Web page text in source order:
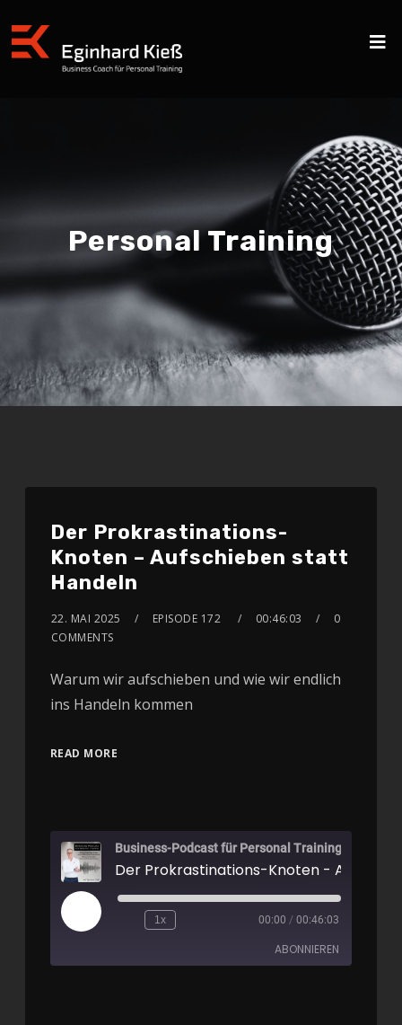
Personal Training
Der Prokrastinations-
Knoten – Aufschieben statt
Handeln
22. MAI 2025 EPISODE 172 00:46:03
0
COMMENTS
Warum wir aufschieben und wie wir endlich
ins Handeln kommen
READ MORE
Business-Podcast für Personal Training
1x 00:00 / 00:46:03
ABONNIEREN